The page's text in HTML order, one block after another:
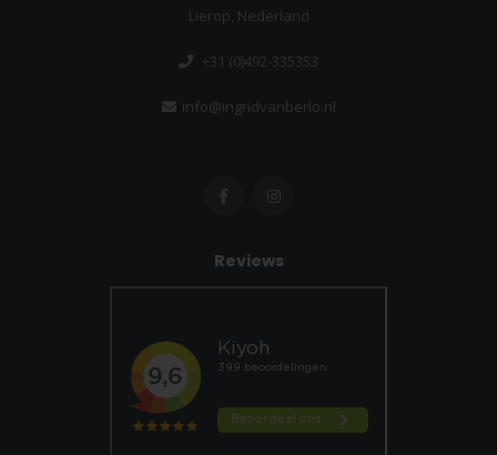
Lierop, Nederland
+31 (0)492-335353
info@ingridvanberlo.nl
Reviews